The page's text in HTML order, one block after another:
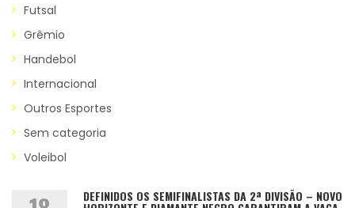
Futsal
Grêmio
Handebol
Internacional
Outros Esportes
Sem categoria
Voleibol
DEFINIDOS OS SEMIFINALISTAS DA 2ª DIVISÃO – NOVO